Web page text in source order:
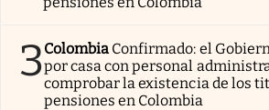
3Colombia Confirmado: el
por casa con personal
comprobar la existencia de los
pensiones en Colombia